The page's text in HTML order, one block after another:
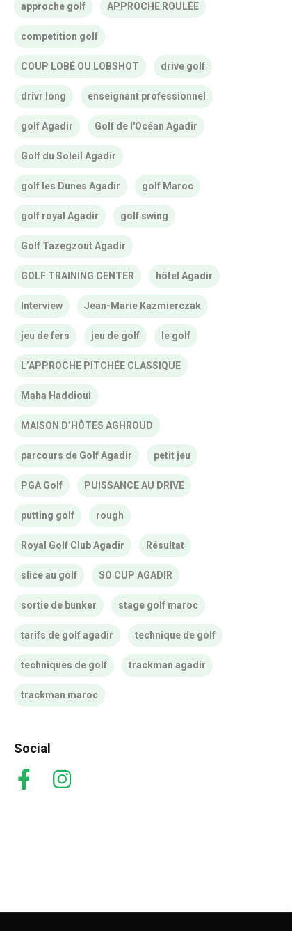
approche golf APPROCHE ROULÉE
competition golf
COUP LOBÉ OU LOBSHOT drive golf
drivr long enseignant professionnel
golf Agadir Golf de l'Océan Agadir
Golf du Soleil Agadir
golf les Dunes Agadir golf Maroc
golf royal Agadir golf swing
Golf Tazegzout Agadir
GOLF TRAINING CENTER hôtel Agadir
Interview Jean-Marie Kazmierczak
jeu de fers jeu de golf le golf
L’APPROCHE PITCHÉE CLASSIQUE
Maha Haddioui
MAISON D’HÔTES AGHROUD
parcours de Golf Agadir petit jeu
PGA Golf PUISSANCE AU DRIVE
putting golf rough
Royal Golf Club Agadir Résultat
slice au golf SO CUP AGADIR
sortie de bunker stage golf maroc
tarifs de golf agadir technique de golf
techniques de golf trackman agadir
trackman maroc
Social